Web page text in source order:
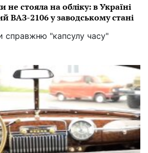
не стояла на обліку: в Україні
ВАЗ-2106 у заводському стані
справжню "капсулу часу"